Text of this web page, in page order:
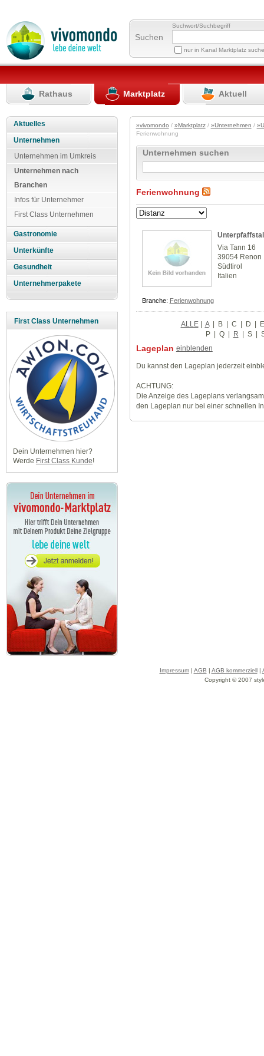
Suchen
Suchwort/Suchbegriff
nur in Kanal Marktplatz
Rathaus Marktplatz Aktuell
Aktuelles
Unternehmen
Unternehmen im Umkreis
Unternehmen nach
Branchen
Infos für Unternehmer
First Class Unternehmen
Gastronomie
Unterkünfte
Gesundheit
Unternehmerpakete
First Class Unternehmen
Dein Unternehmen hier?
Werde First Class Kunde!
»vivomondo / »Marktplatz/ »Unternehmen /
Ferienwohnung
Unternehmen suchen
Ferienwohnung
Via Tann 16
39054 Renon
Südtirol
Italien
Branche: Ferienwohnung
ALLE| A | B | C | D |
P | Q | R | S |
Lageplan einblenden
Du kannst den Lageplan jederzeit
ACHTUNG:
Die Anzeige des Lageplans
den Lageplan nur bei einer schnellen
Impressum| AGB | AGB kommerziell|
Copyright © 2007